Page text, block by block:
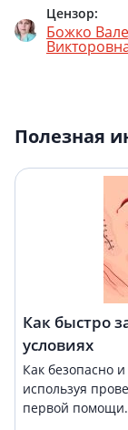
Цензор:
Божко
Полезная
Как быстро
условиях
Как безопасно
используя
первой помощи.